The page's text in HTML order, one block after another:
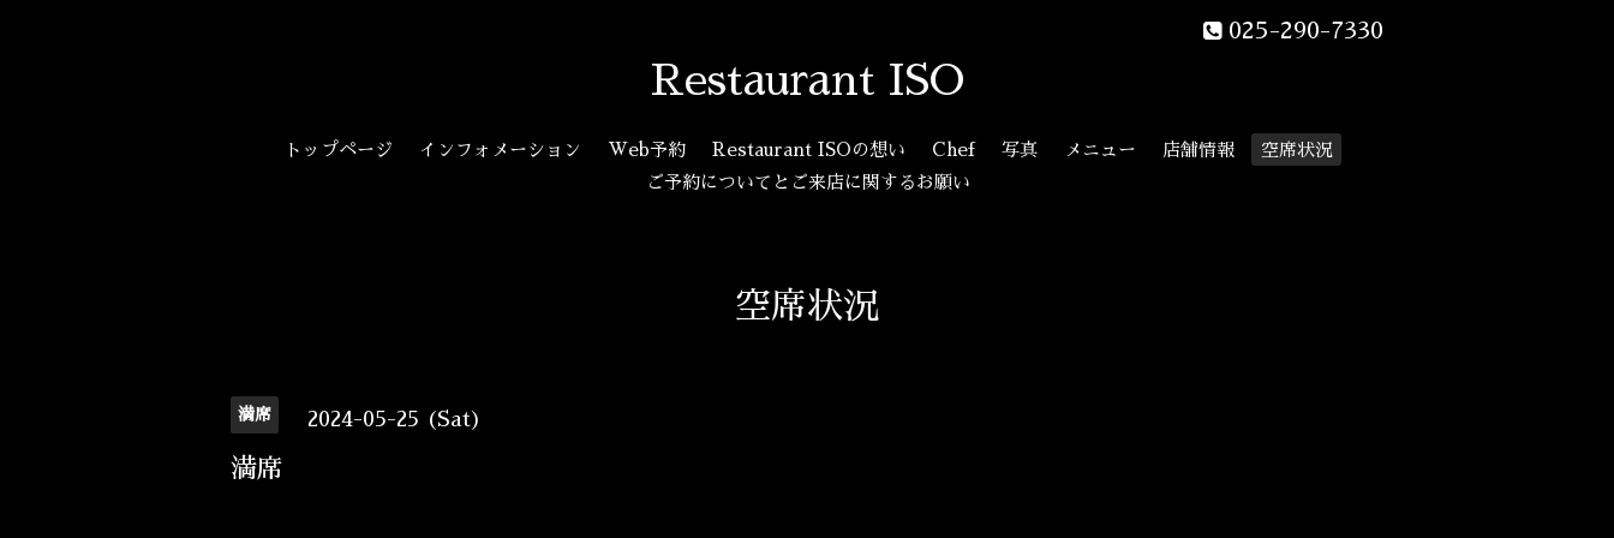
025-290-7330
Restaurant ISO
トップページ インフォメーション Web予約 Restaurant ISOの想い Chef 写真 メニュー 店舗情報
空席状況
ご予約についてとご来店に関するお願い
空席状況
満席 2024-05-25 (Sat)
満席